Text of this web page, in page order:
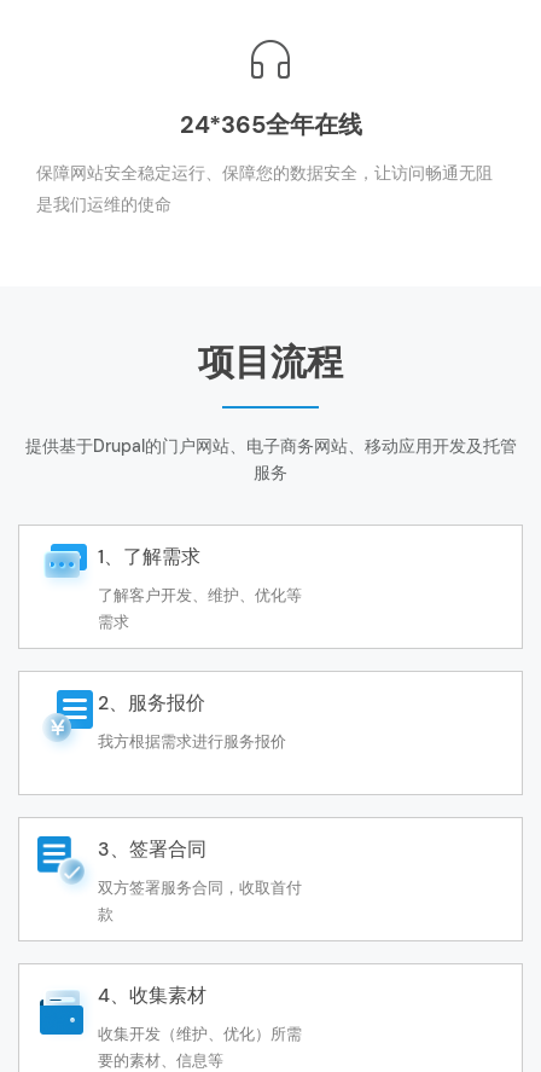
24*365全年在线
保障网站安全稳定运行、保障您的数据安全，让访问畅通无阻
是我们运维的使命
项目流程
提供基于Drupal的门户网站、电子商务网站、移动应用开发及托管
服务
1、了解需求
了解客户开发、维护、优化等
需求
2、服务报价
我方根据需求进行服务报价
3、签署合同
双方签署服务合同，收取首付
款
4、收集素材
收集开发（维护、优化）所需
要的素材、信息等